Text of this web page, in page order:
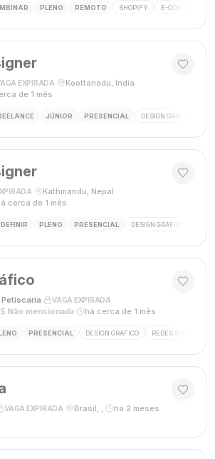
PLENO REMOTO SHOPIFY E-COMMERCE
EXPIRADA Koottanadu, Índia
de 1 mês
JÚNIOR PRESENCIAL DESIGN GRÁFICO
Kathmandu, Nepal
cerca de 1 mês
PLENO PRESENCIAL DESIGN GRÁFICO
Petiscaria VAGA EXPIRADA
Não mencionada há cerca de 1 mês
PRESENCIAL DESIGN GRÁFICO REDES SOCIAIS
VAGA EXPIRADA Brasil, , há 2 meses